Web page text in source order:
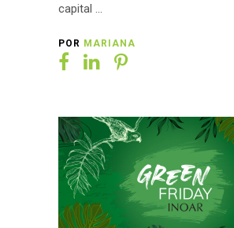
capital
POR MARIANA